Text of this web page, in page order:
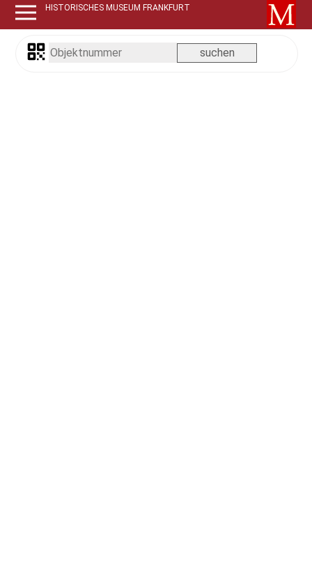
HISTORISCHES MUSEUM FRANKFURT